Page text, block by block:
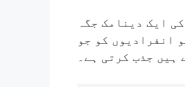
ایک دینامک جگہ
انفرادیوں کو جو
ہیں جذب کرتی ہے۔